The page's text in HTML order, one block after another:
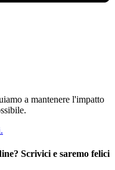
a mantenere l'impatto
Scrivici e saremo felici